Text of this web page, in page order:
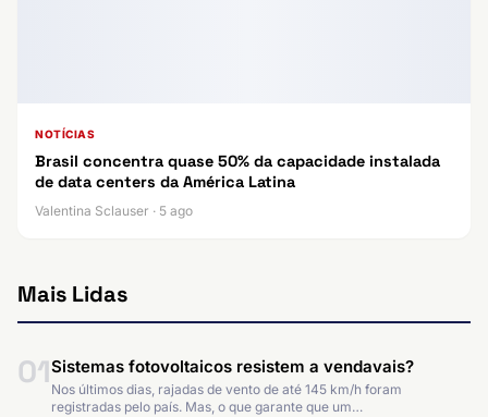
NOTÍCIAS
Brasil concentra quase 50% da capacidade instalada
de data centers da América Latina
Valentina Sclauser · 5 ago
Mais Lidas
01Sistemas fotovoltaicos resistem a vendavais?
Nos últimos dias, rajadas de vento de até 145 km/h foram
registradas pelo país. Mas, o que garante que um…